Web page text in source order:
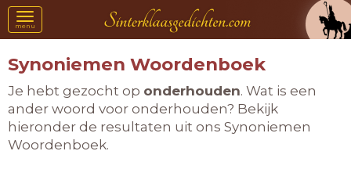
Toggle
navigation
menu
Synoniemen Woordenboek
Je hebt gezocht op onderhouden. Wat is een
ander woord voor onderhouden? Bekijk
hieronder de resultaten uit ons Synoniemen
Woordenboek.